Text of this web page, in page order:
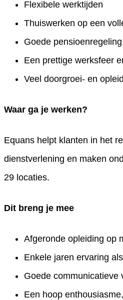
Flexibele werktijden
Thuiswerken op een
Goede
Een prettige werksfeer
Veel doorgroei- en
Waar ga je werken?
Equans helpt klanten in het
dienstverlening en maken
29 locaties.
Dit breng je mee
Afgeronde opleiding op
Enkele jaren ervaring
Goede communicatieve
Een hoop